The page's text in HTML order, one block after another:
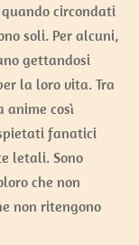
circondati
soli. Per alcuni,
gettandosi
la loro vita. Tra
anime così
fanatici
letali. Sono
che non
non ritengono